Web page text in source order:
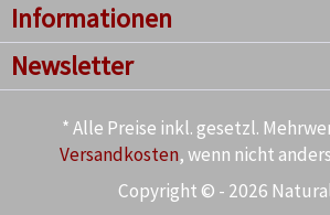
Informationen
Newsletter
* Alle Preise inkl. gesetzl.
Versandkosten, wenn nicht
Copyright © - 2026